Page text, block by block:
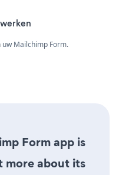
uw Mailchimp Form.
Form app is
more about its